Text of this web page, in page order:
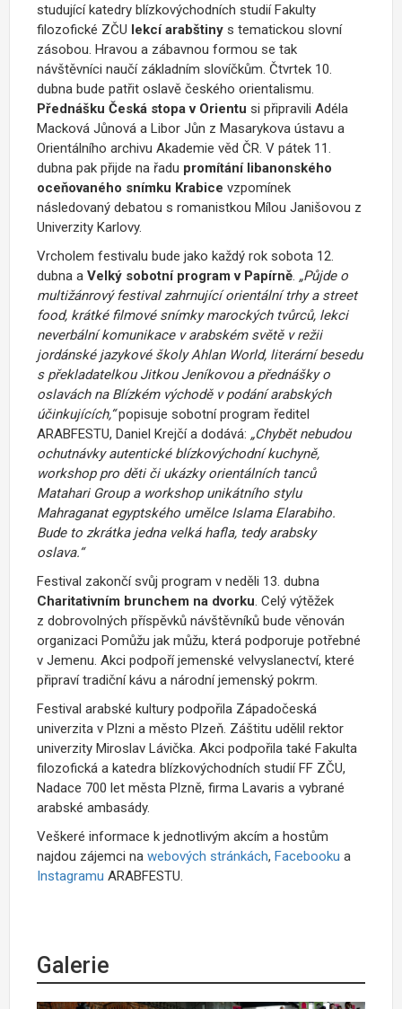
studující katedry blízkovýchodních studií Fakulty
filozofické ZČU lekcí arabštiny s tematickou slovní
zásobou. Hravou a zábavnou formou se tak
návštěvníci naučí základním slovíčkům. Čtvrtek 10.
dubna bude patřit oslavě českého orientalismu.
Přednášku Česká stopa v Orientu si připravili Adéla
Macková Jůnová a Libor Jůn z Masarykova ústavu a
Orientálního archivu Akademie věd ČR. V pátek 11.
dubna pak přijde na řadu promítání libanonského
oceňovaného snímku Krabice vzpomínek
následovaný debatou s romanistkou Mílou Janišovou z
Univerzity Karlovy.
Vrcholem festivalu bude jako každý rok sobota 12.
dubna a Velký sobotní program v Papírně. „Půjde o
multižánrový festival zahrnující orientální trhy a street
food, krátké filmové snímky marockých tvůrců, lekci
neverbální komunikace v arabském světě v režii
jordánské jazykové školy Ahlan World, literární besedu
s překladatelkou Jitkou Jeníkovou a přednášky o
oslavách na Blízkém východě v podání arabských
účinkujících,“popisuje sobotní program ředitel
ARABFESTU, Daniel Krejčí a dodává: „Chybět nebudou
ochutnávky autentické blízkovýchodní kuchyně,
workshop pro děti či ukázky orientálních tanců
Matahari Group a workshop unikátního stylu
Mahraganat egyptského umělce Islama Elarabiho.
Bude to zkrátka jedna velká hafla, tedy arabsky
oslava.“
Festival zakončí svůj program v neděli 13. dubna
Charitativním brunchem na dvorku. Celý výtěžek
z dobrovolných příspěvků návštěvníků bude věnován
organizaci Pomůžu jak můžu, která podporuje potřebné
v Jemenu. Akci podpoří jemenské velvyslanectví, které
připraví tradiční kávu a národní jemenský pokrm.
Festival arabské kultury podpořila Západočeská
univerzita v Plzni a město Plzeň. Záštitu udělil rektor
univerzity Miroslav Lávička. Akci podpořila také Fakulta
filozofická a katedra blízkovýchodních studií FF ZČU,
Nadace 700 let města Plzně, firma Lavaris a vybrané
arabské ambasády.
Veškeré informace k jednotlivým akcím a hostům
najdou zájemci na webových stránkách, Facebooku a
Instagramu ARABFESTU.
Galerie